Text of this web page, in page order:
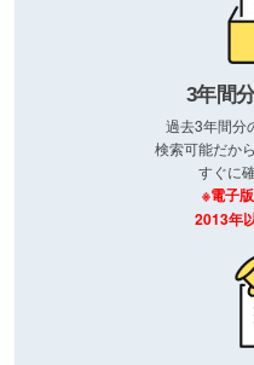
3年間
過去3年間分
検索可能だか
すぐに
※電子
2013年